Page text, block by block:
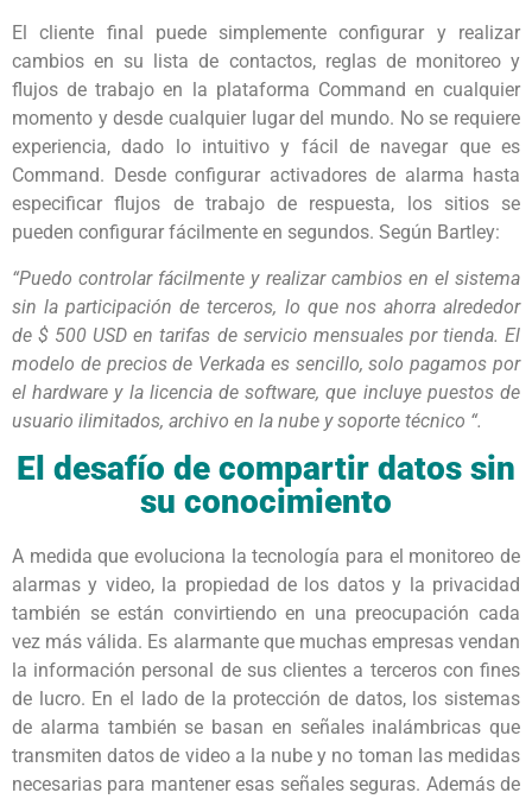
El cliente final puede simplemente configurar y realizar
cambios en su lista de contactos, reglas de monitoreo y
flujos de trabajo en la plataforma Command en cualquier
momento y desde cualquier lugar del mundo. No se requiere
experiencia, dado lo intuitivo y fácil de navegar que es
Command. Desde configurar activadores de alarma hasta
especificar flujos de trabajo de respuesta, los sitios se
pueden configurar fácilmente en segundos. Según Bartley:
“Puedo controlar fácilmente y realizar cambios en el sistema
sin la participación de terceros, lo que nos ahorra alrededor
de $ 500 USD en tarifas de servicio mensuales por tienda. El
modelo de precios de Verkada es sencillo, solo pagamos por
el hardware y la licencia de software, que incluye puestos de
usuario ilimitados, archivo en la nube y soporte técnico “.
El desafío de compartir datos sin
su conocimiento
A medida que evoluciona la tecnología para el monitoreo de
alarmas y video, la propiedad de los datos y la privacidad
también se están convirtiendo en una preocupación cada
vez más válida. Es alarmante que muchas empresas vendan
la información personal de sus clientes a terceros con fines
de lucro. En el lado de la protección de datos, los sistemas
de alarma también se basan en señales inalámbricas que
transmiten datos de video a la nube y no toman las medidas
necesarias para mantener esas señales seguras. Además de